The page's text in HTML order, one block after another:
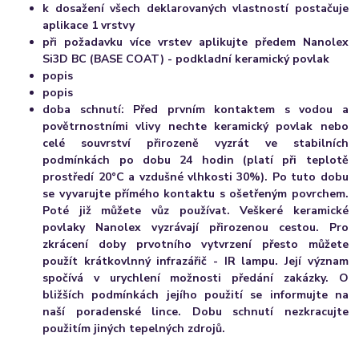
k dosažení všech deklarovaných vlastností postačuje
aplikace 1 vrstvy
při požadavku více vrstev aplikujte předem Nanolex
Si3D BC (BASE COAT) - podkladní keramický povlak
popis
popis
doba schnutí: Před prvním kontaktem s vodou a
povětrnostními vlivy nechte keramický povlak nebo
celé souvrství přirozeně vyzrát ve stabilních
podmínkách po dobu 24 hodin (platí při teplotě
prostředí 20°C a vzdušné vlhkosti 30%). Po tuto dobu
se vyvarujte přímého kontaktu s ošetřeným povrchem.
Poté již můžete vůz používat. Veškeré keramické
povlaky Nanolex vyzrávají přirozenou cestou. Pro
zkrácení doby prvotního vytvrzení přesto můžete
použít krátkovlnný infrazářič - IR lampu. Její význam
spočívá v urychlení možnosti předání zakázky. O
bližších podmínkách jejího použití se informujte na
naší poradenské lince. Dobu schnutí nezkracujte
použitím jiných tepelných zdrojů.